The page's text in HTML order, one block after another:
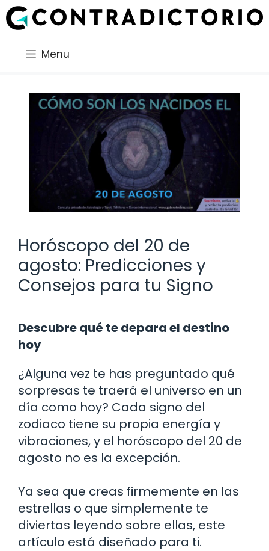
Saltar
al
Menu
Horóscopo del 20 de
agosto: Predicciones y
Consejos para tu Signo
Descubre qué te depara el destino
hoy
¿Alguna vez te has preguntado qué
sorpresas te traerá el universo en un
día como hoy? Cada signo del
zodiaco tiene su propia energía y
vibraciones, y el horóscopo del 20 de
agosto no es la excepción.
Ya sea que creas firmemente en las
estrellas o que simplemente te
diviertas leyendo sobre ellas, este
artículo está diseñado para ti.